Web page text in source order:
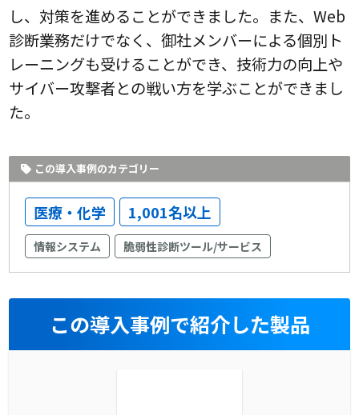
し、対策を進めることができました。また、Web
診断業務だけでなく、御社メンバーによる個別ト
レーニングも受けることができ、技術力の向上や
サイバー攻撃者との戦い方を学ぶことができまし
た。
この導入事例のカテゴリー
医療・化学 1,001名以上
情報システム 脆弱性診断ツール/サービス
この導入事例で紹介した製品